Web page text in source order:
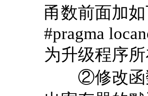
甬数前面加
#pragma
为升级程序
②修改函数